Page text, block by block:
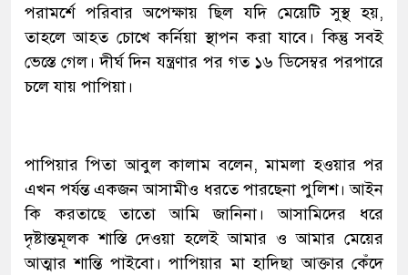
পরামর্শে পরিবার অপেক্ষায় ছিল যদি মেয়েটি সুস্থ হয়,
তাহলে আহত চোখে কর্নিয়া স্থাপন করা যাবে। কিন্তু সবই
ভেস্তে গেল। দীর্ঘ দিন যন্ত্রণার পর গত ১৬ ডিসেম্বর পরপারে
চলে যায় পাপিয়া।
পাপিয়ার পিতা আবুল কালাম বলেন, মামলা হওয়ার পর
এখন পর্যন্ত একজন আসামীও ধরতে পারছেনা পুলিশ। আইন
কি করতাছে তাতো আমি জানিনা। আসামিদের ধরে
দৃষ্টান্তমূলক শাস্তি দেওয়া হলেই আমার ও আমার মেয়ের
আত্মার শান্তি পাইবো। পাপিয়ার মা হাদিছা আক্তার কেঁদে